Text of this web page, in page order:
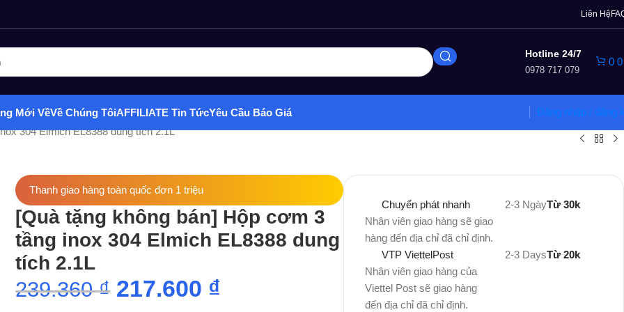
phân phối Quà tặng hottrend, gia dụng, đồ chơi, văn phòng phẩm Liên Hệ
Hotline 24/7
0978 717 079
0
Mới VềVề Chúng TôiAFFILIATE Tin TứcYêu Cầu Báo Giá
Đăng nhập / đăng
304 Elmich EL8388 dung tích 2.1L
Thanh giao hàng toàn quốc đơn 1 triệu
[Quà tặng không bán] Hộp cơm 3
tầng inox 304 Elmich EL8388 dung
tích 2.1L
239.360₫ 217.600 ₫
Chuyển phát nhanh
Nhân viên giao hàng sẽ giao
hàng đến địa chỉ đã chỉ định.
2-3 NgàyTừ 30k
VTP ViettelPost
Nhân viên giao hàng của
Viettel Post sẽ giao hàng
đến địa chỉ đã chỉ định.
2-3 DaysTừ 20k